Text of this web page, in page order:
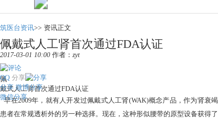
筑医台资讯>> 资讯正文
佩戴式人工肾首次通过FDA认证
2017-03-01 10:00 作者： zyt
分享
QQ
分享 微博分享
微信分享
佩
戴式人工肾首次通过FDA认证
早在2009年，就有人开发过佩戴式人工肾(WAK)概念产品，作为肾衰竭
患者在常规透析外的另一种选择。现在，这种形似腰带的原型设备获得了